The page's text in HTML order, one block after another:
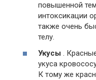
повышенной
интоксикации
также очень
телу.
Укусы .
укуса
К тому же